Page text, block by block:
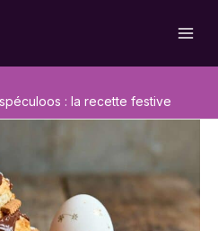
: la recette festive